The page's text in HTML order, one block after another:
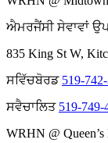
ਐਮਰਜੈਂਸੀ ਸੇਵਾਵਾਂ
835 King St W,
ਸਵਿੱਚਬੋਰਡ 519-
ਸਵੈਚਾਲਿਤ 519-749-
WRHN @